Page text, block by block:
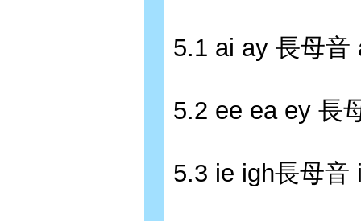
5.1 ai ay 長母音
5.2 ee ea ey 長
5.3 ie igh長母音